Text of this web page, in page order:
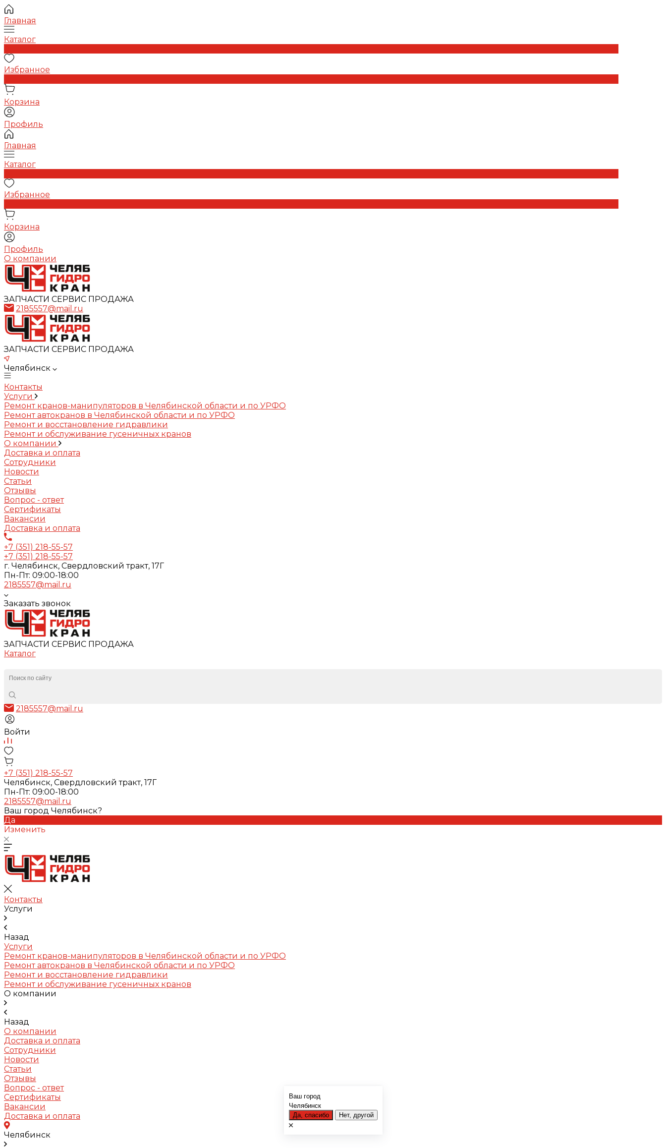
Главная
Каталог
Избранное
Корзина
Профиль
Главная
Каталог
Избранное
Корзина
Профиль
О компании
ЗАПЧАСТИ СЕРВИС ПРОДАЖА
2185557@mail.ru
ЗАПЧАСТИ СЕРВИС ПРОДАЖА
Челябинск
Контакты
Услуги
Ремонт кранов-манипуляторов в Челябинской области и по УРФО
Ремонт автокранов в Челябинской области и по УРФО
Ремонт и восстановление гидравлики
Ремонт и обслуживание гусеничных кранов
О компании
Доставка и оплата
Сотрудники
Новости
Статьи
Отзывы
Вопрос - ответ
Сертификаты
Вакансии
Доставка и оплата
+7 (351) 218-55-57
+7 (351) 218-55-57
г. Челябинск, Свердловский тракт, 17Г
Пн-Пт: 09:00-18:00
2185557@mail.ru
Заказать звонок
ЗАПЧАСТИ СЕРВИС ПРОДАЖА
Каталог
2185557@mail.ru
Войти
+7 (351) 218-55-57
Челябинск, Свердловский тракт, 17Г
Пн-Пт: 09:00-18:00
2185557@mail.ru
Ваш город Челябинск?
Да
Изменить
Контакты
Услуги
Назад
Услуги
Ремонт кранов-манипуляторов в Челябинской области и по УРФО
Ремонт автокранов в Челябинской области и по УРФО
Ремонт и восстановление гидравлики
Ремонт и обслуживание гусеничных кранов
О компании
Назад
О компании
Доставка и оплата
Сотрудники
Новости
Статьи
Отзывы
Вопрос - ответ
Сертификаты
Вакансии
Доставка и оплата
Челябинск
Ваш город
Челябинск
Да, спасибо Нет, другой